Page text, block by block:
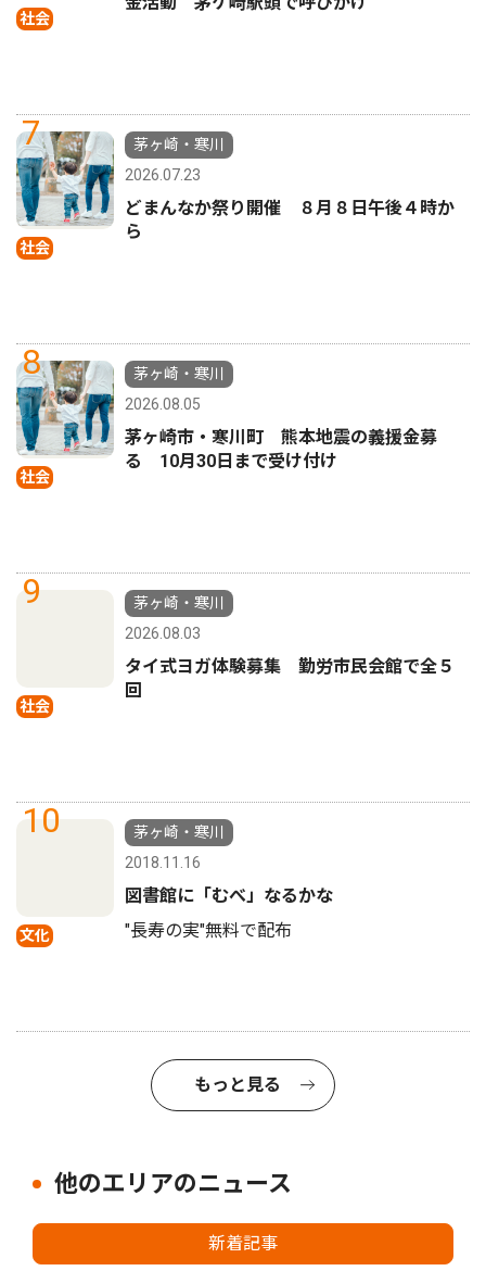
社会
7
社会
茅ヶ崎・寒川
2026.07.23
どまんなか祭り開催 ８月８日午後４時か
ら
8
社会
茅ヶ崎・寒川
2026.08.05
茅ヶ崎市・寒川町 熊本地震の義援金募
る 10月30日まで受け付け
9
社会
茅ヶ崎・寒川
2026.08.03
タイ式ヨガ体験募集 勤労市民会館で全５
回
10
文化
茅ヶ崎・寒川
2018.11.16
図書館に「むべ」なるかな
"長寿の実"無料で配布
もっと見る
他のエリアのニュース
新着記事